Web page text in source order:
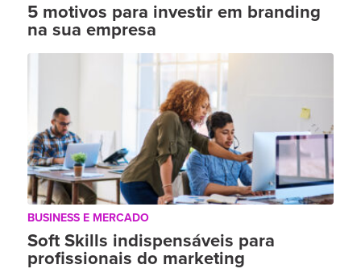
5 motivos para investir em branding
na sua empresa
BUSINESS E MERCADO
Soft Skills indispensáveis para
profissionais do marketing